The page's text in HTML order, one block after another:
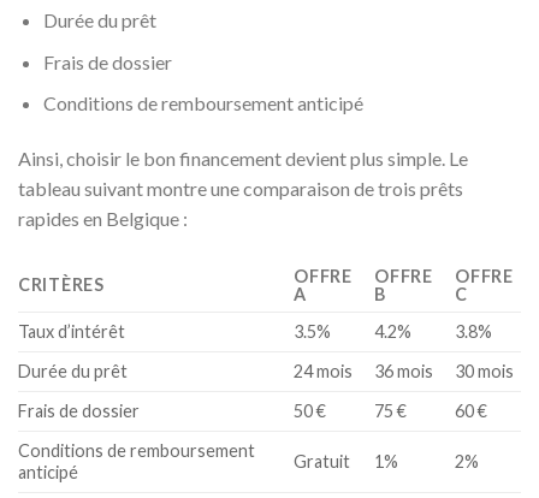
Durée du prêt
Frais de dossier
Conditions de remboursement anticipé
Ainsi, choisir le bon financement devient plus simple. Le
tableau suivant montre une comparaison de trois prêts
rapides en Belgique :
CRITÈRES
OFFRE
A
OFFRE
B
OFFRE
C
Taux d’intérêt
3.5% 4.2%
3.8%
Durée du prêt
24 mois 36 mois
30 mois
Frais de dossier
50 € 75 €
60 €
Conditions de remboursement
anticipé
Gratuit 1% 2%